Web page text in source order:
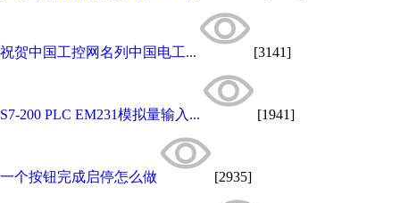
祝贺中国工控网名列中国电工... [3141]
S7-200 PLC EM231模拟量输入... [1941]
一个按钮完成启停怎么做 [2935]